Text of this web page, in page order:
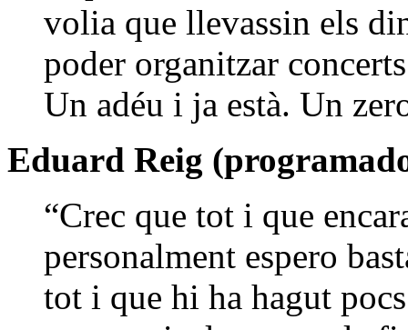
volia que llevassin els
poder organitzar
Un adéu i ja està. Un
Eduard Reig
“Crec que tot i que
personalment espero
tot i que hi ha hagut